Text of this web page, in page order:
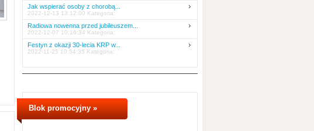
Jak wspierać osoby z chorobą...
2022-12-13 13:12:00 Kategoria:
Radiowa nowenna przed jubileuszem...
2022-12-07 10:16:34 Kategoria:
Festyn z okazji 30-lecia KRP w...
2022-11-25 10:54:35 Kategoria:
Blok promocyjny »